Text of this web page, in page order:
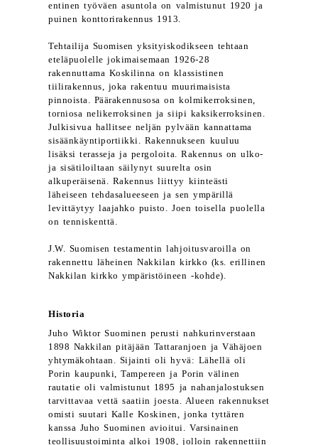
entinen työväen asuntola on valmistunut 1920 ja
puinen konttorirakennus 1913.
Tehtailija Suomisen yksityiskodikseen tehtaan
eteläpuolelle jokimaisemaan 1926-28
rakennuttama Koskilinna on klassistinen
tiilirakennus, joka rakentuu muurimaisista
pinnoista. Päärakennusosa on kolmikerroksinen,
torniosa nelikerroksinen ja siipi kaksikerroksinen.
Julkisivua hallitsee neljän pylvään kannattama
sisäänkäyntiportiikki. Rakennukseen kuuluu
lisäksi terasseja ja pergoloita. Rakennus on ulko-
ja sisätiloiltaan säilynyt suurelta osin
alkuperäisenä. Rakennus liittyy kiinteästi
läheiseen tehdasalueeseen ja sen ympärillä
levittäytyy laajahko puisto. Joen toisella puolella
on tenniskenttä.
J.W. Suomisen testamentin lahjoitusvaroilla on
rakennettu läheinen Nakkilan kirkko (ks. erillinen
Nakkilan kirkko ympäristöineen -kohde).
Historia
Juho Wiktor Suominen perusti nahkurinverstaan
1898 Nakkilan pitäjään Tattaranjoen ja Vähäjoen
yhtymäkohtaan. Sijainti oli hyvä: Lähellä oli
Porin kaupunki, Tampereen ja Porin välinen
rautatie oli valmistunut 1895 ja nahanjalostuksen
tarvittavaa vettä saatiin joesta. Alueen rakennukset
omisti suutari Kalle Koskinen, jonka tyttären
kanssa Juho Suominen avioitui. Varsinainen
teollisuustoiminta alkoi 1908, jolloin rakennettiin